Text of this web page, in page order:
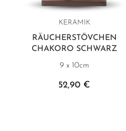
KERAMIK
RÄUCHERSTÖVCHEN
CHAKORO SCHWARZ
9 x 10cm
52,90 €